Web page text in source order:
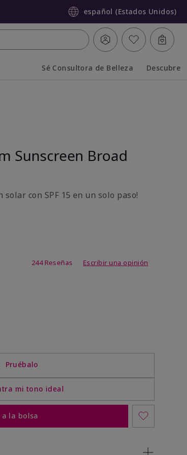
español (Estados Unidos)
Sé Consultora de Belleza Descubre
Sunscreen Broad
con SPF 15 en un solo paso!
244 Reseñas Escribir una opinión
Pruébalo
mi tono ideal
la bolsa